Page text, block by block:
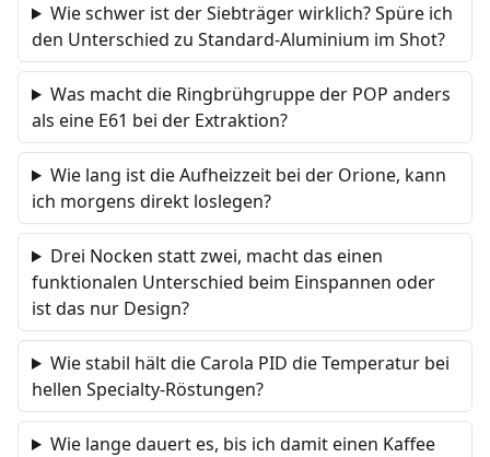
Wie schwer ist der Siebträger wirklich? Spüre ich
den Unterschied zu Standard-Aluminium im Shot?
Was macht die Ringbrühgruppe der POP anders
als eine E61 bei der Extraktion?
Wie lang ist die Aufheizzeit bei der Orione, kann
ich morgens direkt loslegen?
Drei Nocken statt zwei, macht das einen
funktionalen Unterschied beim Einspannen oder
ist das nur Design?
Wie stabil hält die Carola PID die Temperatur bei
hellen Specialty-Röstungen?
Wie lange dauert es, bis ich damit einen Kaffee